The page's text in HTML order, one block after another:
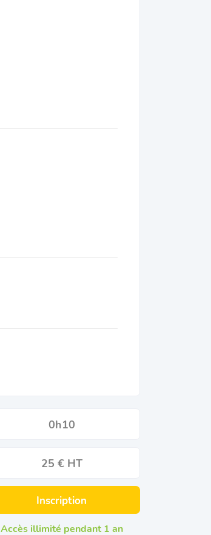
0h10
25 € HT
Inscription
Accès illimité pendant 1 an